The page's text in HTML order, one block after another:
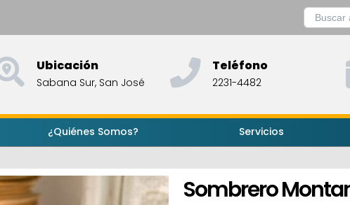
Ubicación
Sabana Sur, San José
Teléfono
2231-4482
¿Quiénes Somos? Servicios
Sombrero